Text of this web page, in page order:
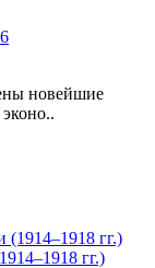
новейшие
гг.)